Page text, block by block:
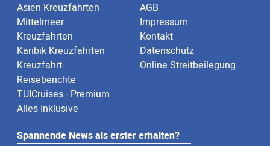
Asien Kreuzfahrten
Mittelmeer
Kreuzfahrten
Karibik Kreuzfahrten
Kreuzfahrt-
Reiseberichte
TUICruises - Premium
Alles Inklusive
AGB
Impressum
Kontakt
Datenschutz
Online Streitbeilegung
Spannende News als erster erhalten?